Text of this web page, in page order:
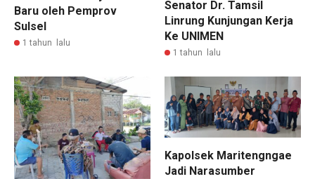
Baru oleh Pemprov
Sulsel
1 tahun lalu
Senator Dr. Tamsil
Linrung Kunjungan Kerja
Ke UNIMEN
1 tahun lalu
Kapolsek Maritengngae
Jadi Narasumber